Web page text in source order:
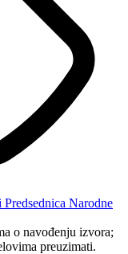
Predsednica Narodne
o navođenju izvora;
preuzimati.